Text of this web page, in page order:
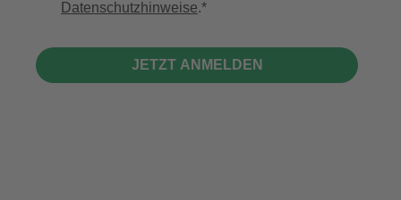
Datenschutzhinweise.
JETZT ANMELDEN